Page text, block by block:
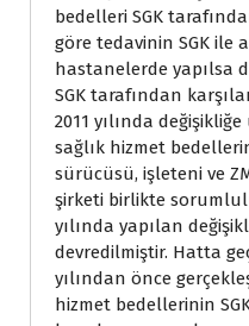
bedelleri SGK
göre tedavinin SGK ile
hastanelerde yapılsa
SGK tarafından
2011 yılında
sağlık hizmet
sürücüsü, işleteni ve
şirketi birlikte
yılında yapılan
devredilmiştir. Hatta
yılından önce
hizmet bedellerinin